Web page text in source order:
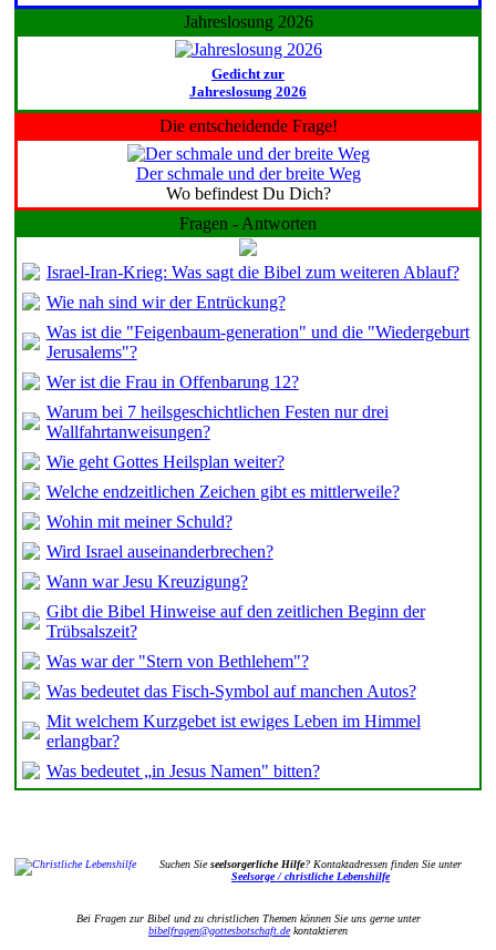
Jahreslosung 2026
Gedicht zur
Jahreslosung 2026
Die entscheidende Frage!
Der schmale und der breite Weg
Wo befindest Du Dich?
Fragen - Antworten
Israel-Iran-Krieg: Was sagt die Bibel zum weiteren Ablauf?
Wie nah sind wir der Entrückung?
Was ist die "Feigenbaum-generation" und die "Wiedergeburt
Jerusalems"?
Wer ist die Frau in Offenbarung 12?
Warum bei 7 heilsgeschichtlichen Festen nur drei
Wallfahrtanweisungen?
Wie geht Gottes Heilsplan weiter?
Welche endzeitlichen Zeichen gibt es mittlerweile?
Wohin mit meiner Schuld?
Wird Israel auseinanderbrechen?
Wann war Jesu Kreuzigung?
Gibt die Bibel Hinweise auf den zeitlichen Beginn der
Trübsalszeit?
Was war der "Stern von Bethlehem"?
Was bedeutet das Fisch-Symbol auf manchen Autos?
Mit welchem Kurzgebet ist ewiges Leben im Himmel
erlangbar?
Was bedeutet „in Jesus Namen" bitten?
Suchen Sieseelsorgerliche Hilfe? Kontaktadressen finden Sie unter
Seelsorge / christliche Lebenshilfe
Bei Fragen zur Bibel und zu christlichen Themen können Sie uns gerne unter
bibelfragen@gottesbotschaft.dekontaktieren